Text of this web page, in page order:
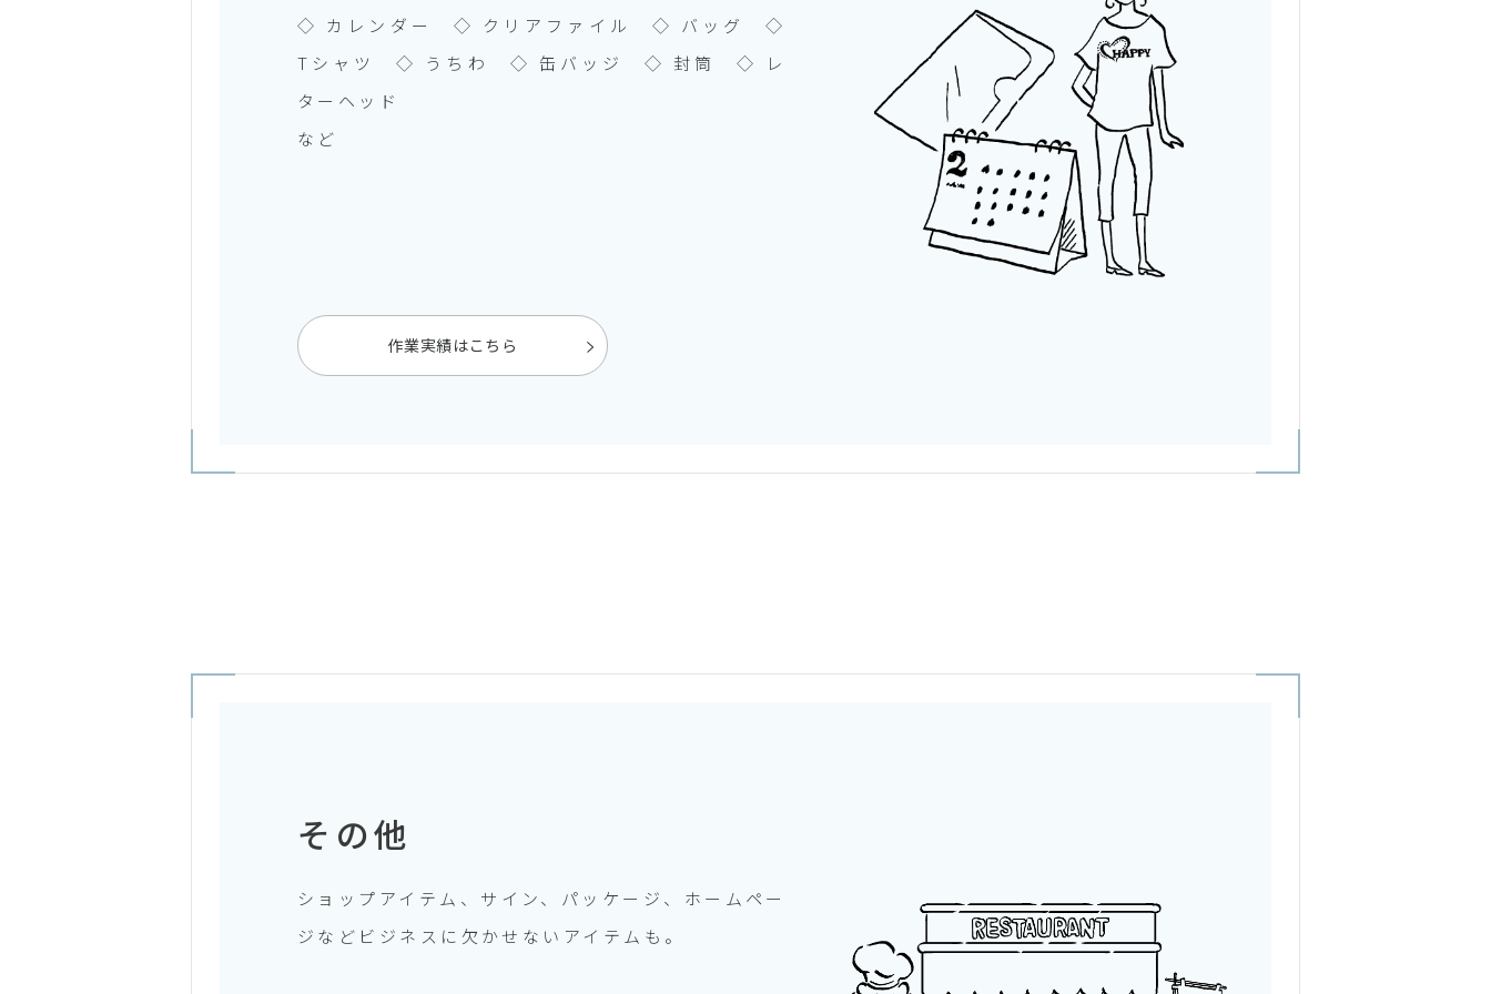
◇ カレンダー ◇ クリアファイル ◇ バッグ ◇
Tシャツ ◇ うちわ ◇ 缶バッジ ◇ 封筒 ◇ レ
ターヘッド
など
作業実績はこちら
その他
ショップアイテム、サイン、パッケージ、ホームペー
ジなどビジネスに欠かせないアイテムも。